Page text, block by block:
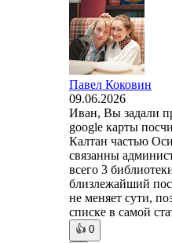
Павел Коковин
09.06.2026
Иван, Вы задали
google карты
Калтан частью
связанны
всего 3
близлежайший
не меняет сути,
списке в самой
👍 0